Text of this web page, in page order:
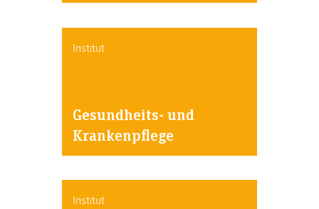
Institut
Gesundheits- und
Krankenpflege
Institut